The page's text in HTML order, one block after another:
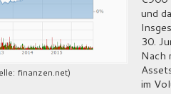
finanzen.net)
und
30.
Nach
im